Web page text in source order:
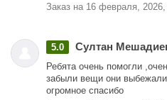
Заказ на 16 февраля,
5.0 Султан
Ребята очень помогли
забыли вещи они
огромное спасибо